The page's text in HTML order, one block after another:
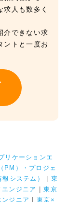
人も数多く
介できない求
ントと一度お
リケーションエ
PM）・プロジェ
システム）
東
ンジニア |東京
ジニア |東京×